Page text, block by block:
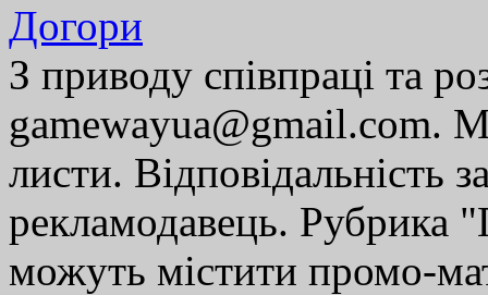
Догори
З приводу співпраці та
gamewayua@gmail.com.
листи. Відповідальність
рекламодавець. Рубрика
можуть містити промо-